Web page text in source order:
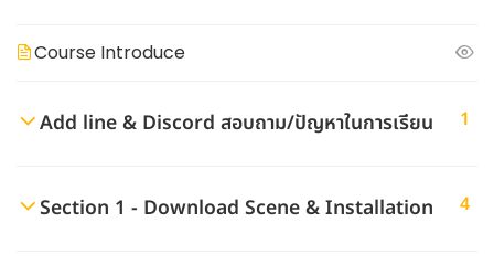
Course Introduce
Add line & Discord สอบถาม/ปัญหาในการเรียน 1
Section 1 - Download Scene & Installation 4